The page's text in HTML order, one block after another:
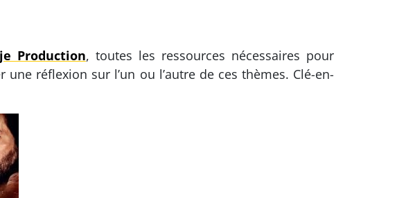
Production, toutes les ressources nécessaires pour
réflexion sur l’un ou l’autre de ces thèmes. Clé-en-